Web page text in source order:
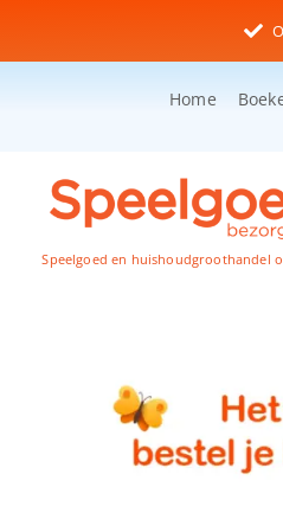
inhoud
Home
Speelgoed en huishoudgroothandel